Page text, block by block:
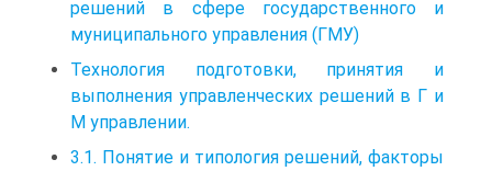
решений в сфере государственного и
муниципального управления (ГМУ)
Технология подготовки, принятия и
выполнения управленческих решений в Г и
М управлении.
3.1. Понятие и типология решений, факторы